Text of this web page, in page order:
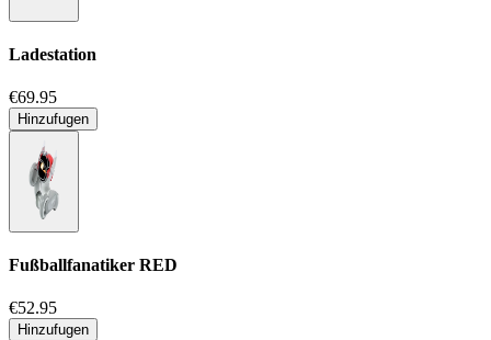
Ladestation
€69.95
Hinzufugen
Fußballfanatiker RED
€52.95
Hinzufugen